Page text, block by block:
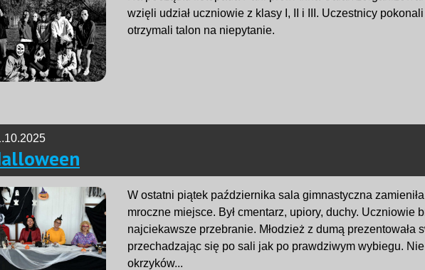
wzięli udział uczniowie z klasy I, II i III. Uczestnicy
otrzymali talon na niepytanie.
W ostatni piątek października sala gimnastyczna
mroczne miejsce. Był cmentarz, upiory, duchy. Uczniowie
najciekawsze przebranie. Młodzież z dumą prezentowała
przechadzając się po sali jak po prawdziwym wybiegu.
okrzyków...